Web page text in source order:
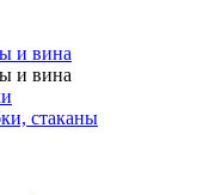
и вина
и вина
стаканы